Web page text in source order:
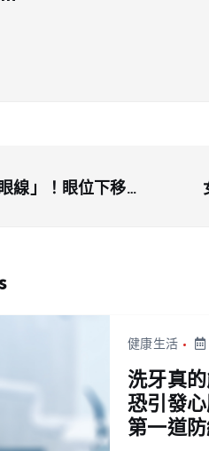
線」！眼位下移無
健康生活
洗牙真
恐引發
第一道